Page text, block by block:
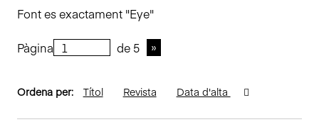
Font es exactament "Eye"
Pàgina de 5
Ordena per: Títol Revista Data d'alta